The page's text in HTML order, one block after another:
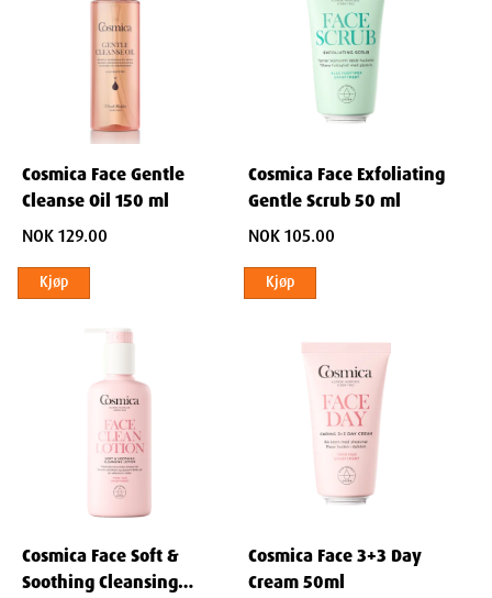
Ingredienser
Aqua, Glycerin, Isopropyl Myristate, Olus Oil, Hydrogenated Coco-
Glycerides, Ethylhexyl Stearate, Glyceryl Stearate, Myristyl
Myristate, Butyrospermum Parkii Butter, Cetyl Alcohol, PEG-100
Seed Oil, Calcium PCA, Magnesium PCA, Manganese PCA,
Potassium PCA, Sodium PCA, Zinc PCA, Tocopherol, Ascorbyl
Glucoside, Sodium Ascorbyl Phosphate, Niacinamide, Pyridoxine
Acid, Phenoxyethanol, Potassium Sorbate
Cosmica Face Gentle
Cleanse Oil 150 ml
NOK 129.00
Kjøp
Cosmica Face Exfoliating
Gentle Scrub 50 ml
NOK 105.00
Kjøp
Cosmica Face Soft &
Soothing Cleansing
Cosmica Face 3+3 Day
Cream 50ml